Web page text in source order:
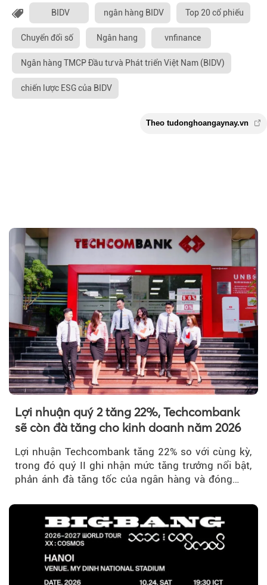
BIDV ngân hàng BIDV Top 20 cổ phiếu
Chuyển đổi số Ngân hang vnfinance
Ngân hàng TMCP Đầu tư và Phát triển Việt Nam (BIDV)
chiến lược ESG của BIDV
Theo
Lợi nhuận quý 2 tăng 22%, Techcombank
sẽ còn đà tăng cho kinh doanh năm 2026
Lợi nhuận Techcombank tăng 22% so với cùng kỳ,
trong đó quý II ghi nhận mức tăng trưởng nổi bật,
phản ánh đà tăng tốc của ngân hàng và đóng